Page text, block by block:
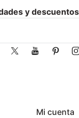
Mi cuenta
y descuentos
  